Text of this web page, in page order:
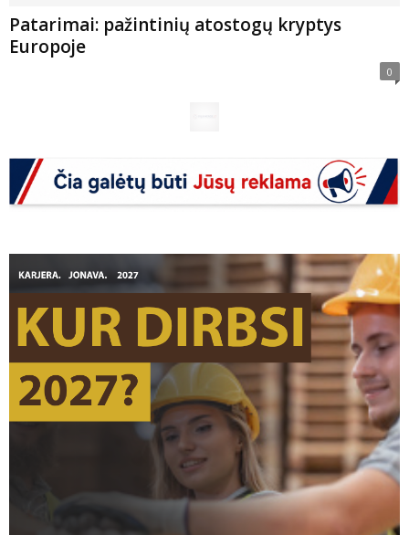
Patarimai: pažintinių atostogų kryptys
Europoje
0
Kaip išnaikinti karpas?
0